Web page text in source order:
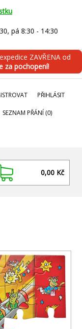
pá 8:30 - 14:30
ZAVŘENA od
za pochopení!
PŘIHLÁSIT
SEZNAM PŘÁNÍ (0)
0,00 Kč